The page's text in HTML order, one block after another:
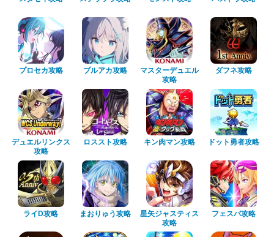
プロセカ攻略 ブルアカ攻略
マスターデュエル
攻略
ダフネ攻略
デュエルリンクス
攻略
ロススト攻略 キン肉マン攻略 ドット勇者攻略
ライD攻略 まおりゅう攻略
星矢ジャスティス
攻略
フェスバ攻略